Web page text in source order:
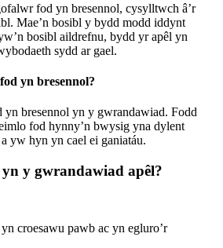
fod yn bresennol, cysylltwch â’r
Mae’n bosibl y bydd modd iddynt
bosibl aildrefnu, bydd yr apêl yn
sydd ar gael.
yn bresennol?
yn bresennol yn y gwrandawiad. Fodd
fod hynny’n bwysig yna dylent
yw hyn yn cael ei ganiatáu.
y gwrandawiad apêl?
croesawu pawb ac yn egluro’r